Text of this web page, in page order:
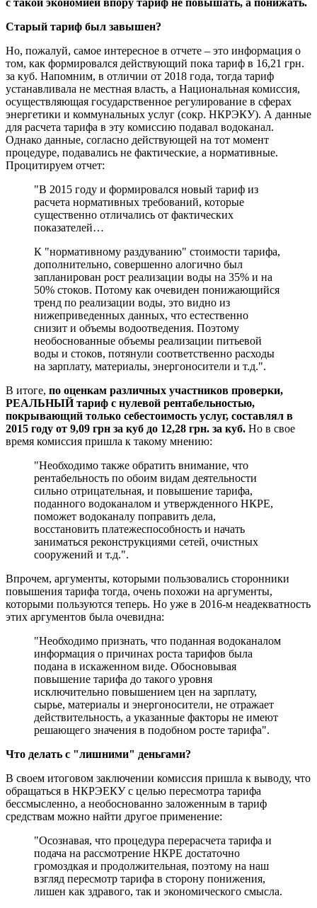
Старый тариф был завышен?
Но, пожалуй, самое интересное в отчете – это информация о
том, как формировался действующий пока тариф в 16,21 грн.
за куб. Напомним, в отличии от 2018 года, тогда тариф
устанавливала не местная власть, а Национальная комиссия,
осуществляющая государственное регулирование в сферах
энергетики и коммунальных услуг (сокр. НКРЭКУ). А данные
для расчета тарифа в эту комиссию подавал водоканал.
Однако данные, согласно действующей на тот момент
процедуре, подавались не фактические, а нормативные.
Процитируем отчет:
"В 2015 году и формировался новый тариф из
расчета нормативных требований, которые
существенно отличались от фактических
показателей…
К "нормативному раздуванию" стоимости тарифа,
дополнительно, совершенно алогично был
запланирован рост реализации воды на 35% и на
50% стоков. Потому как очевиден понижающийся
тренд по реализации воды, это видно из
нижеприведенных данных, что естественно
снизит и объемы водоотведения. Поэтому
необоснованные объемы реализации питьевой
воды и стоков, потянули соответственно расходы
на зарплату, материалы, энергоносители и т.д.".
В итоге, по оценкам различных участников проверки,
РЕАЛЬНЫЙ тариф с нулевой рентабельностью,
покрывающий только себестоимость услуг, составлял в
2015 году от 9,09 грн за куб до 12,28 грн. за куб. Но в свое
время комиссия пришла к такому мнению:
"Необходимо также обратить внимание, что
рентабельность по обоим видам деятельности
сильно отрицательная, и повышение тарифа,
поданного водоканалом и утвержденного НКРЕ,
поможет водоканалу поправить дела,
восстановить платежеспособность и начать
заниматься реконструкциями сетей, очистных
сооружений и т.д.".
Впрочем, аргументы, которыми пользовались сторонники
повышения тарифа тогда, очень похожи на аргументы,
которыми пользуются теперь. Но уже в 2016-м неадекватность
этих аргументов была очевидна:
"Необходимо признать, что поданная водоканалом
информация о причинах роста тарифов была
подана в искаженном виде. Обосновывая
повышение тарифа до такого уровня
исключительно повышением цен на зарплату,
сырье, материалы и энергоносители, не отражает
действительность, а указанные факторы не имеют
решающего значения в подобном росте тарифа".
Что делать с "лишними" деньгами?
В своем итоговом заключении комиссия пришла к выводу, что
обращаться в НКРЭЕКУ с целью пересмотра тарифа
бессмысленно, а необоснованно заложенным в тариф
средствам можно найти другое применение:
"Осознавая, что процедура перерасчета тарифа и
подача на рассмотрение НКРЕ достаточно
громоздкая и продолжительная, поэтому на наш
взгляд пересмотр тарифа в сторону понижения,
лишен как здравого, так и экономического смысла.